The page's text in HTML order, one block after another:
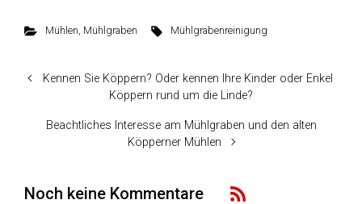
Mühlen, Mühlgraben Mühlgrabenreinigung
Kennen Sie Köppern? Oder kennen Ihre Kinder oder Enkel
Köppern rund um die Linde?
Beachtliches Interesse am Mühlgraben und den alten
Köpperner Mühlen
Noch keine Kommentare